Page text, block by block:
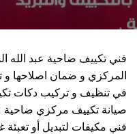
فني تكييف ضاحية عبد الله
المركزي و ضمان اصلاحها و
في تنظيف و تركيب دكات
صيانة تكييف مركزي ضاحية
فني مكيفات لتبديل أو تعبئة